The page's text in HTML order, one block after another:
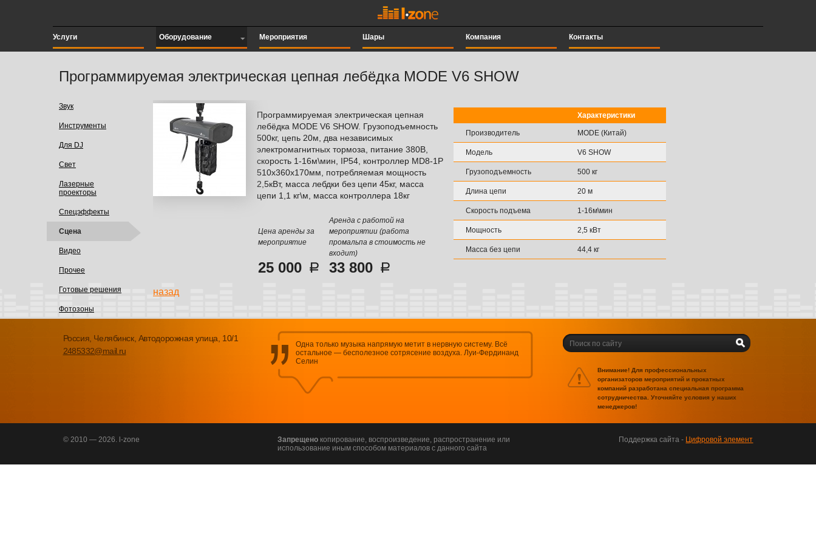
Услуги Оборудование Мероприятия Шары Компания Контакты
Программируемая электрическая цепная лебёдка MODE V6 SHOW
Звук
Инструменты
Для DJ
Свет
Лазерные
проекторы
Спецэффекты
Сцена
Видео
Прочее
Готовые решения
Фотозоны
Характеристики
Производитель MODE (Китай)
Модель V6 SHOW
Грузоподъемность 500 кг
Длина цепи 20 м
Скорость подъема 1-16м\мин
Мощность 2,5 кВт
Масса без цепи 44,4 кг
Программируемая электрическая цепная
лебёдка MODE V6 SHOW. Грузоподъемность
500кг, цепь 20м, два независимых
электромагнитных тормоза, питание 380В,
скорость 1-16м\мин, IP54, контроллер MD8-1P
510х360х170мм, потребляемая мощность
2,5кВт, масса лебдки без цепи 45кг, масса
цепи 1,1 кг\м, масса контроллера 18кг
Цена аренды за
мероприятие
Аренда с работой на
мероприятии (работа
промальпа в стоимость не
входит)
25 000 33 800
назад
Россия, Челябинск, Автодорожная улица, 10/1
2485332@mail.ru
Одна только музыка напрямую метит в нервную систему. Всё
остальное — бесполезное сотрясение воздуха. Луи-Фердинанд
Селин
Внимание! Для профессиональных
организаторов мероприятий и прокатных
компаний разработана специальная программа
сотрудничества. Уточняйте условия у наших
менеджеров!
© 2010 — 2026. l-zone Запрещенокопирование, воспроизведение, распространение или
использование иным способом материалов с данного сайта
Поддержка сайта - Цифровой элемент